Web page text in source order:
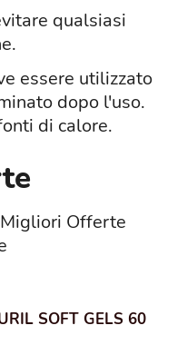
qualsiasi
essere utilizzato
dopo l'uso.
di calore.
Offerte
SOFT GELS 60